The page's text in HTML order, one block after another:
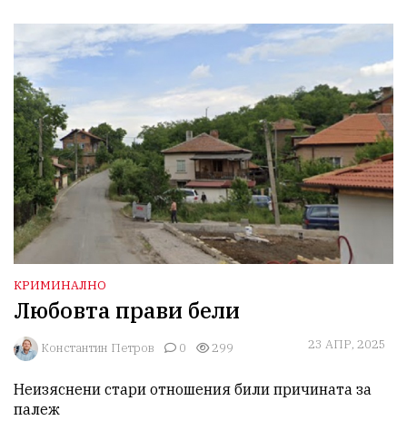
КРИМИНАЛНО
Любовта прави бели
Константин Петров 0 299 23 АПР, 2025
Неизяснени стари отношения били причината за
палеж